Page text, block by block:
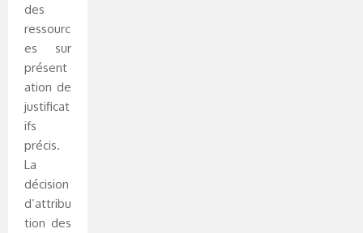
des
ressourc
es sur
présent
ation de
justificat
ifs
précis.
La
décision
d’attribu
tion des